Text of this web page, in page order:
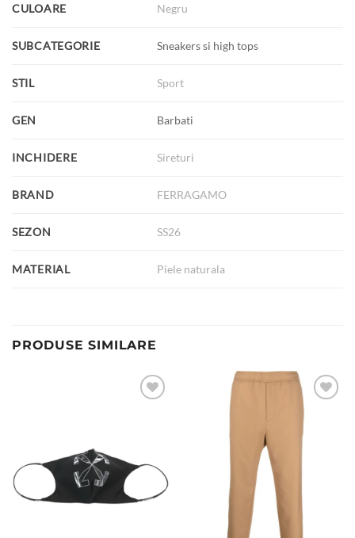
CULOARE Negru
SUBCATEGORIE Sneakers si high tops
STIL Sport
GEN Barbati
INCHIDERE Sireturi
BRAND FERRAGAMO
SEZON SS26
MATERIAL Piele naturala
PRODUSE SIMILARE